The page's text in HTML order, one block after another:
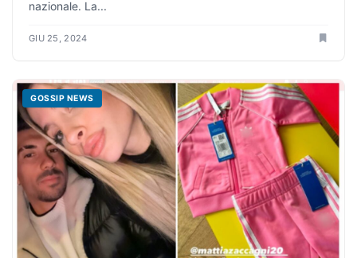
nazionale. La...
GIU 25, 2024
GOSSIP NEWS